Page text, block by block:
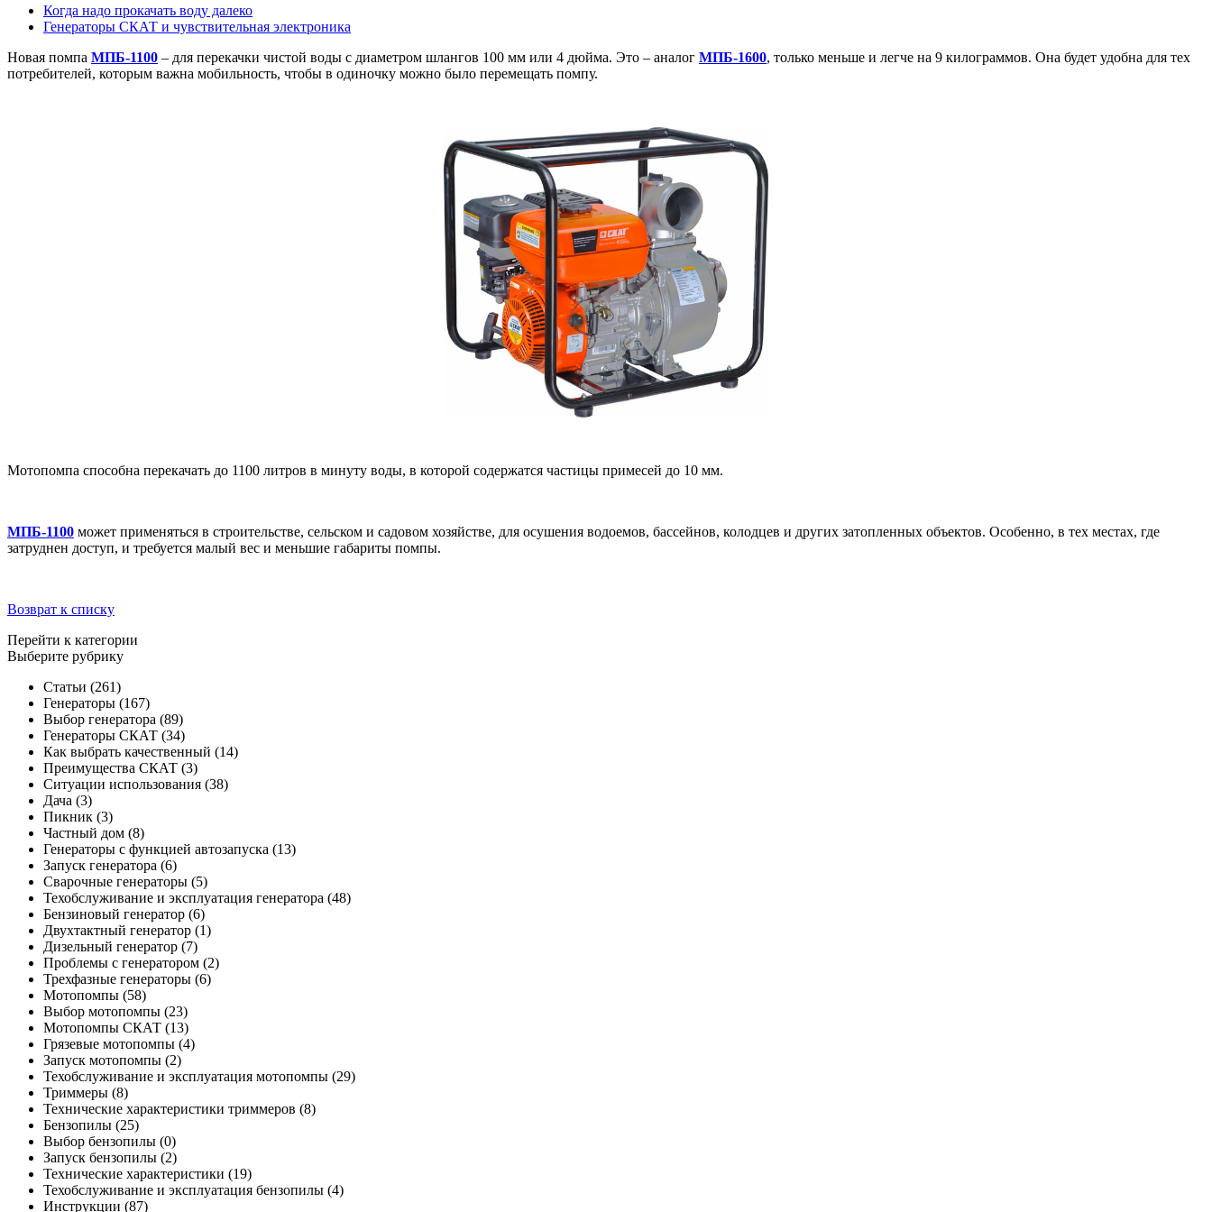
Когда надо прокачать воду далеко
Генераторы СКАТ и чувствительная электроника
Новая помпа МПБ-1100 – для перекачки чистой воды с диаметром шлангов 100 мм или 4 дюйма. Это – аналог МПБ-1600, только меньше и легче на 9 килограммов. Она будет удобна для тех
потребителей, которым важна мобильность, чтобы в одиночку можно было перемещать помпу.
Мотопомпа способна перекачать до 1100 литров в минуту воды, в которой содержатся частицы примесей до 10 мм.
МПБ-1100 может применяться в строительстве, сельском и садовом хозяйстве, для осушения водоемов, бассейнов, колодцев и других затопленных объектов. Особенно, в тех местах, где
затруднен доступ, и требуется малый вес и меньшие габариты помпы.
Возврат к списку
Перейти к категории
Выберите рубрику
Статьи (261)
Генераторы (167)
Выбор генератора (89)
Генераторы СКАТ (34)
Как выбрать качественный (14)
Преимущества СКАТ (3)
Ситуации использования (38)
Дача (3)
Пикник (3)
Частный дом (8)
Генераторы с функцией автозапуска (13)
Запуск генератора (6)
Сварочные генераторы (5)
Техобслуживание и эксплуатация генератора (48)
Бензиновый генератор (6)
Двухтактный генератор (1)
Дизельный генератор (7)
Проблемы с генератором (2)
Трехфазные генераторы (6)
Мотопомпы (58)
Выбор мотопомпы (23)
Мотопомпы СКАТ (13)
Грязевые мотопомпы (4)
Запуск мотопомпы (2)
Техобслуживание и эксплуатация мотопомпы (29)
Триммеры (8)
Технические характеристики триммеров (8)
Бензопилы (25)
Выбор бензопилы (0)
Запуск бензопилы (2)
Технические характеристики (19)
Техобслуживание и эксплуатация бензопилы (4)
Инструкции (87)